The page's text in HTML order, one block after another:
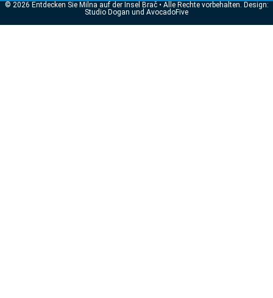
© 2026 Entdecken Sie Milna auf der Insel Brač • Alle Rechte vorbehalten. Design:
Studio Dogan und AvocadoFive